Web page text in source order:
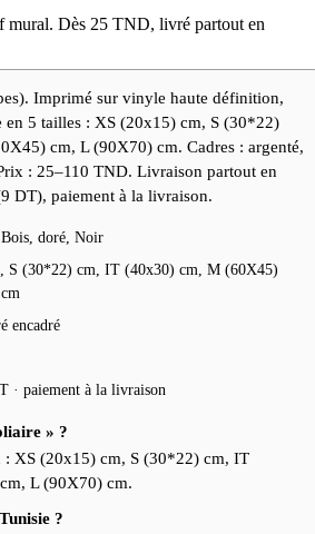
Dès 25 TND, livré partout en
Imprimé sur vinyle haute définition,
5 tailles : XS (20x15) cm, S (30*22)
cm, L (90X70) cm. Cadres : argenté,
: 25–110 TND. Livraison partout en
DT), paiement à la livraison.
doré, Noir
S (30*22) cm, IT (40x30) cm, M (60X45)
encadré
· paiement à la livraison
» ?
: XS (20x15) cm, S (30*22) cm, IT
L (90X70) cm.
?